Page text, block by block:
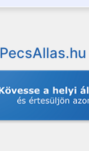
PecsAllas.hu